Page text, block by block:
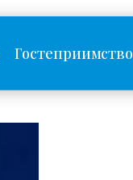
Гостеприимство